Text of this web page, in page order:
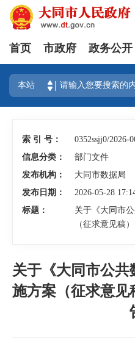
首页 市政府 政务公开
本站
索 引 号：
0352ssjj0/2026-
信息分类：
部门文件
发布机构：
大同市数据局
发布日期：
2026-05-28
标题：
关于《大同市
（征求意见稿
关于《大同市公
施方案（征求意见